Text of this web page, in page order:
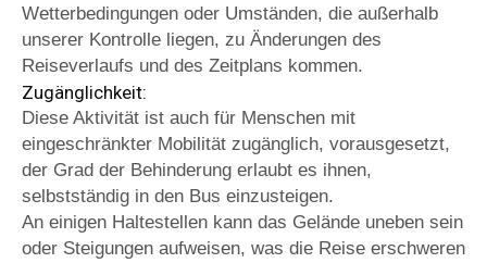
Wetterbedingungen oder Umständen, die außerhalb
unserer Kontrolle liegen, zu Änderungen des
Reiseverlaufs und des Zeitplans kommen.
Zugänglichkeit:
Diese Aktivität ist auch für Menschen mit
eingeschränkter Mobilität zugänglich, vorausgesetzt,
der Grad der Behinderung erlaubt es ihnen,
selbstständig in den Bus einzusteigen.
An einigen Haltestellen kann das Gelände uneben sein
oder Steigungen aufweisen, was die Reise erschweren